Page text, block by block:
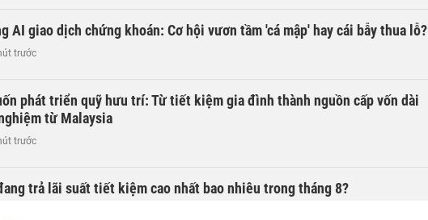
AI giao dịch chứng khoán: Cơ hội vươn tầm 'cá mập' hay cái bẫy thua lỗ?
trước
phát triển quỹ hưu trí: Từ tiết kiệm gia đình thành nguồn cấp vốn dài
từ Malaysia
trước
trả lãi suất tiết kiệm cao nhất bao nhiêu trong tháng 8?